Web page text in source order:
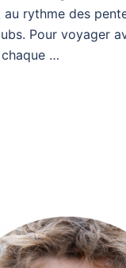
rythme des
Pour voyager
…